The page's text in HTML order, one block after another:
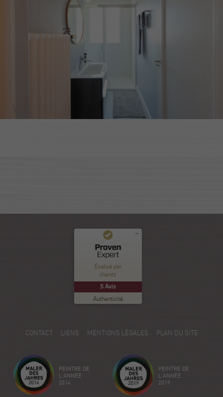
Évalué par
clients
5Avis
Authenticité
Commentaires et expériences des clients pour
Nuance Sion
100
%
Recommandé sur
ProvenExpert.com
EXCELLENT
5.00
/
5
Créez votre propre sceau maintenant
18/12/2025
Voir le profil
CONTACT LIENS MENTIONS LÉGALES PLAN DU SITE
PEINTRE DE
L'ANNÉE
2014
PEINTRE DE
L'ANNÉE
2019